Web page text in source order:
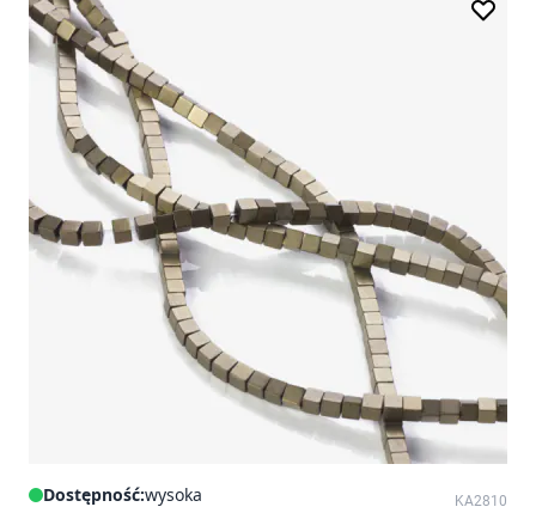
Dostępność:wysoka KA2810